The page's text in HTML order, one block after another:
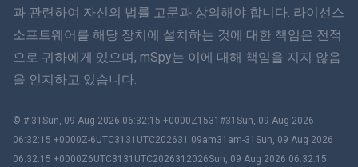
עברית
로마나
한국어
과 관련하여 자신의 법률 고문과 상의해야 합니다. 라이선스
소프트웨어를 해당 장치에 설치하는 것에 대한 책임은 전적
으로 귀하에게 있으며, mSpy는 이에 대해 책임을 지지 않음
을 인지하고 있습니다.
© #!31Sun, 09 Aug 2026 06:32:15 +0000Z1531#31Sun, 09 Aug 2026
06:32:15 +0000Z-6UTC3131UTC202631 09am31am-31Sun, 09 Aug 2026
06:32:15 +0000Z6UTC3131UTC2026312026Sun, 09 Aug 2026 06:32:15